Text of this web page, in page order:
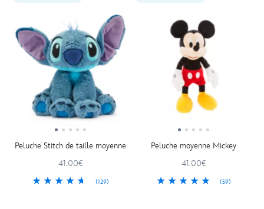
Peluche Stitch de taille moyenne
41.00€
(129)
Peluche moyenne Mickey
41.00€
(59)